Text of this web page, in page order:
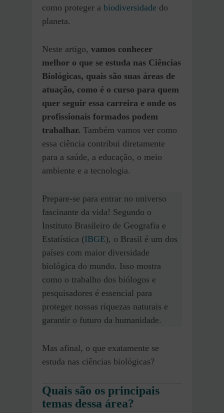
como proteger a biodiversidade do
planeta.
Neste artigo, vamos conhecer
melhor o que se estuda nas Ciências
Biológicas, quais são suas áreas de
atuação, como é o curso para quem
quer seguir essa carreira e onde os
profissionais formados podem
trabalhar. Também vamos ver como
essa ciência contribui diretamente
para a saúde, a educação, o meio
ambiente e a tecnologia.
Prepare-se para entrar no universo
fascinante da vida! Segundo o
Instituto Brasileiro de Geografia e
Estatística (IBGE), o Brasil é um dos
países com maior diversidade
biológica do mundo. Isso mostra
como o trabalho dos biólogos e
pesquisadores é essencial para
proteger nossas riquezas naturais e
garantir o futuro da humanidade.
Mas afinal, o que exatamente se
estuda nas ciências biológicas?
Quais são os principais
temas dessa área?